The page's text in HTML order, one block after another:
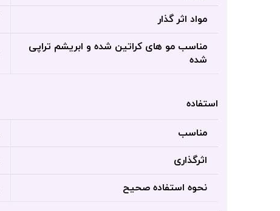
مواد اثر گذار
مناسب مو های کراتین شده و ابریشم تراپی
شده
استفاده
مناسب
اثرگذاری
نحوه استفاده صحیح